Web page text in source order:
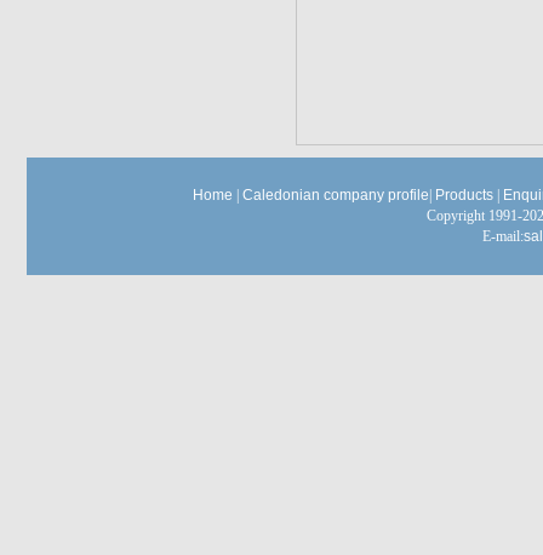
Home Caledonian company profile Products
Copyright 1991-
E-mail: